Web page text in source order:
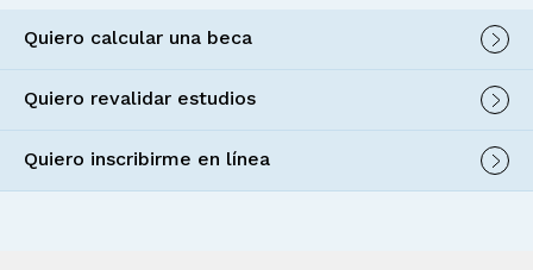
Quiero calcular una beca
Quiero revalidar estudios
Quiero inscribirme en línea